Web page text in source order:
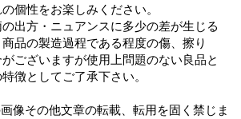
個性をお楽しみください。
出方・ニュアンスに多少の差が生じる
品の製造過程である程度の傷、擦り
ございますが使用上問題のない良品と
徴としてご了承下さい。
像その他文章の転載、転用を固く禁じま